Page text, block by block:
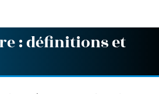
: définitions et